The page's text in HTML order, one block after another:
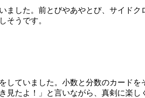
した。前とびやあやとび、サイド
そうです。
ていました。小数と分数のカード
見たよ！」と言いながら、真剣に楽し